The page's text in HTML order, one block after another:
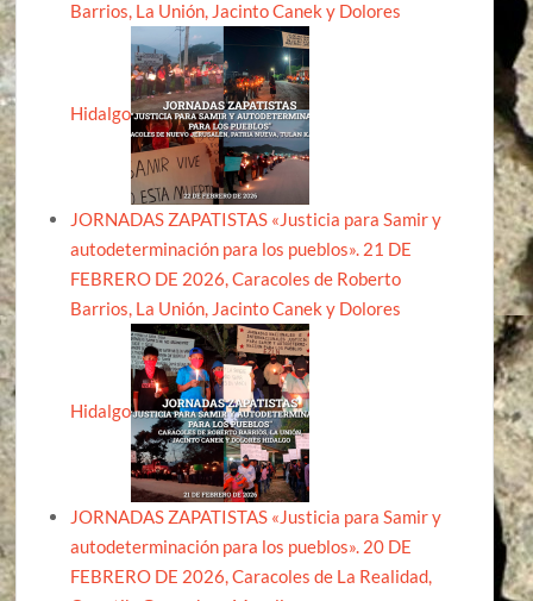
Barrios, La Unión, Jacinto Canek y Dolores
Hidalgo
JORNADAS ZAPATISTAS «Justicia para Samir y
autodeterminación para los pueblos». 21 DE
FEBRERO DE 2026, Caracoles de Roberto
Barrios, La Unión, Jacinto Canek y Dolores
Hidalgo
JORNADAS ZAPATISTAS «Justicia para Samir y
autodeterminación para los pueblos». 20 DE
FEBRERO DE 2026, Caracoles de La Realidad,